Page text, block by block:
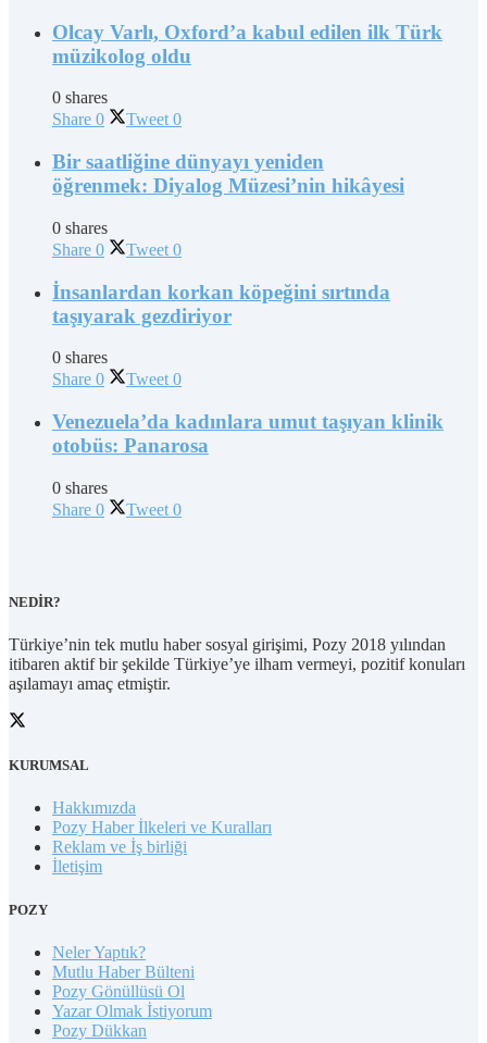
Olcay Varlı, Oxford’a kabul edilen ilk Türk
müzikolog oldu
0 shares
Share 0 Tweet 0
Bir saatliğine dünyayı yeniden
öğrenmek: Diyalog Müzesi’nin hikâyesi
0 shares
Share 0 Tweet 0
İnsanlardan korkan köpeğini sırtında
taşıyarak gezdiriyor
0 shares
Share 0 Tweet 0
Venezuela’da kadınlara umut taşıyan klinik
otobüs: Panarosa
0 shares
Share 0 Tweet 0
NEDİR?
Türkiye’nin tek mutlu haber sosyal girişimi, Pozy 2018 yılından
itibaren aktif bir şekilde Türkiye’ye ilham vermeyi, pozitif konuları
aşılamayı amaç etmiştir.
KURUMSAL
Hakkımızda
Pozy Haber İlkeleri ve Kuralları
Reklam ve İş birliği
İletişim
POZY
Neler Yaptık?
Mutlu Haber Bülteni
Pozy Gönüllüsü Ol
Yazar Olmak İstiyorum
Pozy Dükkan